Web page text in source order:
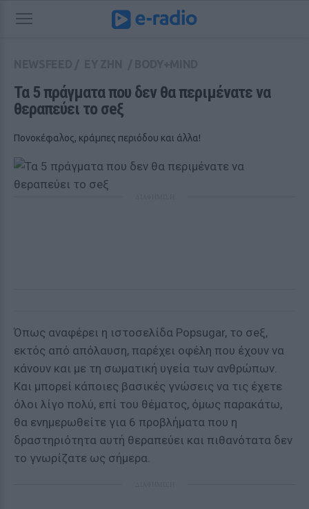
Τα 5 πράγματα που δεν θα περιμένατε να
θεραπεύει το σeξ
Πονοκέφαλος, κράμπες περιόδου και άλλα!
Όπως αναφέρει η ιστοσελίδα Popsugar, το σeξ,
εκτός από απόλαυση, παρέχει οφέλη που έχουν να
κάνουν και με τη σωματική υγεία των ανθρώπων.
Και μπορεί κάποιες βασικές γνώσεις να τις έχετε
όλοι λίγο πολύ, επί του θέματος, όμως παρακάτω,
θα ενημερωθείτε για 6 προβλήματα που η
δραστηριότητα αυτή θεραπεύει και πιθανότατα δεν
το γνωρίζατε ως σήμερα.